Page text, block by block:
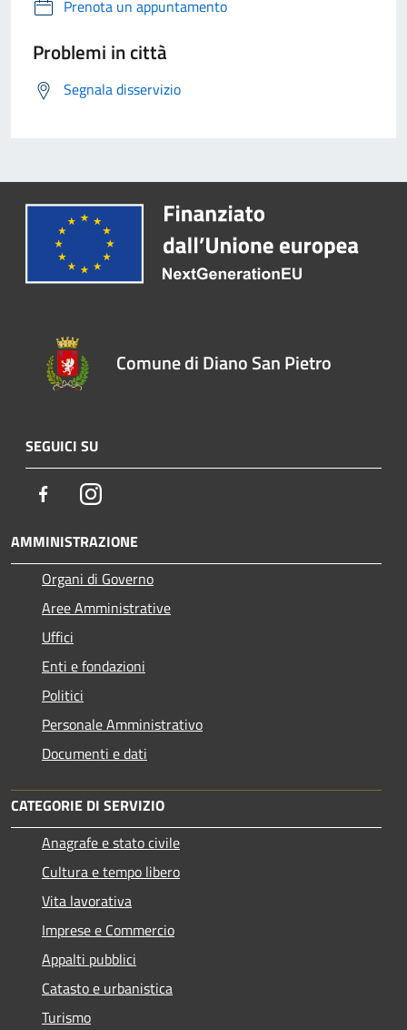
Prenota un appuntamento
Problemi in città
Segnala disservizio
Comune di Diano San Pietro
SEGUICI SU
FacebookInstagram
AMMINISTRAZIONE
Organi di Governo
Aree Amministrative
Uffici
Enti e fondazioni
Politici
Personale Amministrativo
Documenti e dati
CATEGORIE DI SERVIZIO
Anagrafe e stato civile
Cultura e tempo libero
Vita lavorativa
Imprese e Commercio
Appalti pubblici
Catasto e urbanistica
Turismo